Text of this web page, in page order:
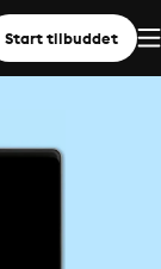
Start tilbuddet